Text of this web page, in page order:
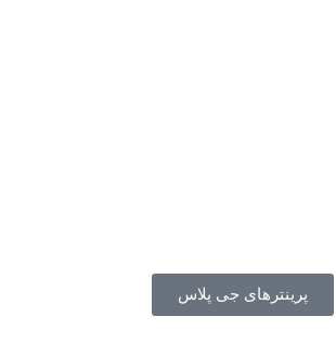
پرینترهای جی پلاس